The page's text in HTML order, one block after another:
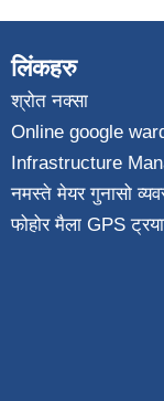
लिंकहरु
श्रोत नक्सा
Online google
Infrastructure
नमस्ते मेयर गुनासो
फोहोर मैला GPS